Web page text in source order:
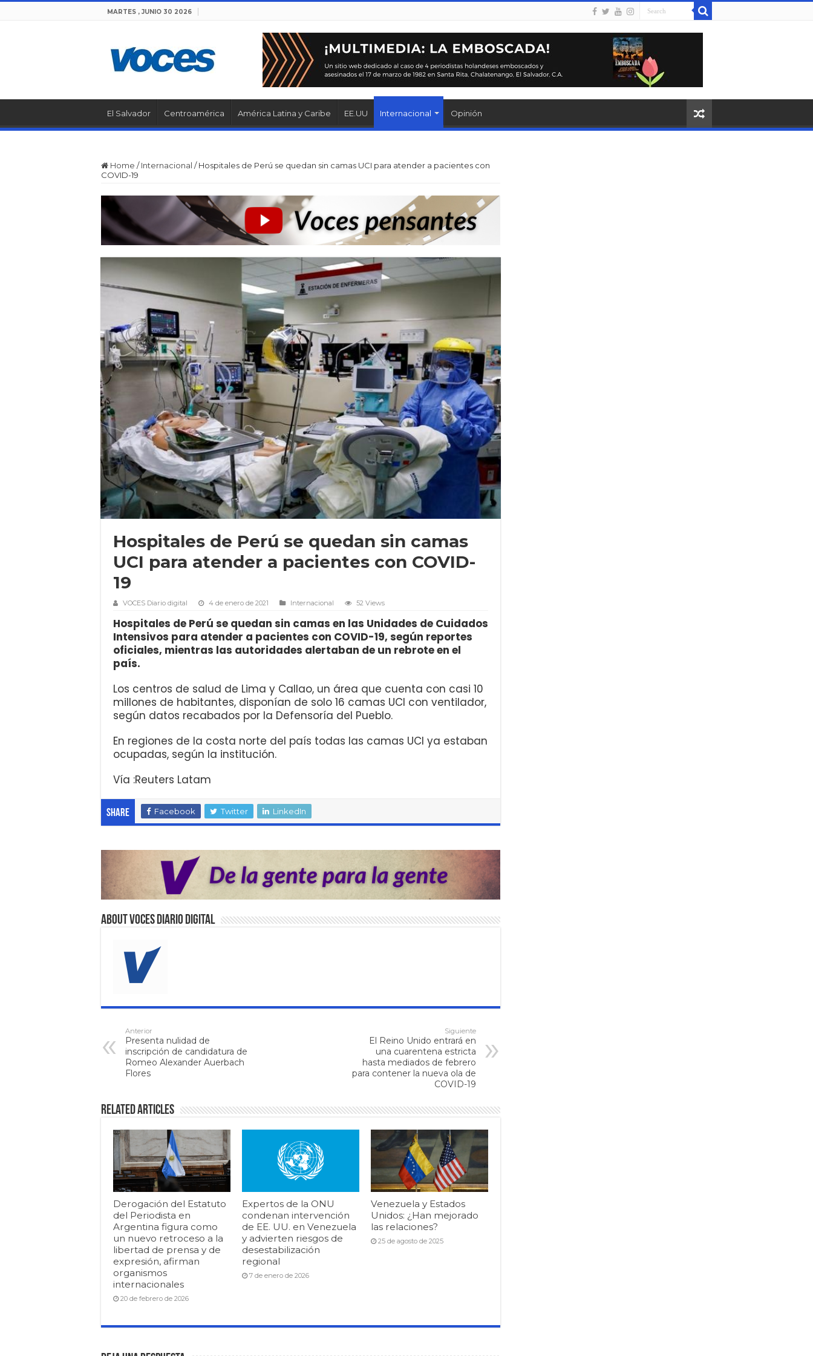
MARTES , JUNIO 30 2026
El Salvador Centroamérica América Latina y Caribe EE.UU Internacional Opinión
Home / Internacional / Hospitales de Perú se quedan sin camas UCI para atender a pacientes con
COVID-19
Hospitales de Perú se quedan sin camas
UCI para atender a pacientes con COVID-
19
VOCES Diario digital 4 de enero de 2021 Internacional 52 Views
Hospitales de Perú se quedan sin camas en las Unidades de Cuidados
Intensivos para atender a pacientes con COVID-19, según reportes
oficiales, mientras las autoridades alertaban de un rebrote en el
país.
Los centros de salud de Lima y Callao, un área que cuenta con casi 10
millones de habitantes, disponían de solo 16 camas UCI con ventilador,
según datos recabados por la Defensoría del Pueblo.
En regiones de la costa norte del país todas las camas UCI ya estaban
ocupadas, según la institución.
Vía :Reuters Latam
Share Facebook Twitter LinkedIn
About VOCES Diario digital
Anterior
Presenta nulidad de
inscripción de candidatura de
Romeo Alexander Auerbach
Flores
Siguiente
El Reino Unido entrará en
una cuarentena estricta
hasta mediados de febrero
para contener la nueva ola de
COVID-19
Related Articles
Derogación del Estatuto
del Periodista en
Argentina figura como
un nuevo retroceso a la
libertad de prensa y de
expresión, afirman
organismos
internacionales
20 de febrero de 2026
Expertos de la ONU
condenan intervención
de EE. UU. en Venezuela
y advierten riesgos de
desestabilización
regional
7 de enero de 2026
Venezuela y Estados
Unidos: ¿Han mejorado
las relaciones?
25 de agosto de 2025